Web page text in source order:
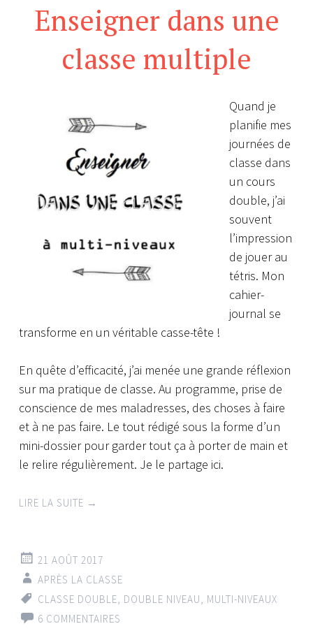
Enseigner dans une
classe multiple
Quand je
planifie mes
journées de
classe dans
un cours
double, j’ai
souvent
l’impression
de jouer au
tétris. Mon
cahier-
journal se
transforme en un véritable casse-tête !
En quête d’efficacité, j’ai menée une grande réflexion
sur ma pratique de classe. Au programme, prise de
conscience de mes maladresses, des choses à faire
et à ne pas faire. Le tout rédigé sous la forme d’un
mini-dossier pour garder tout ça à porter de main et
le relire régulièrement. Je le partage ici.
LIRE LA SUITE →
21 AOÛT 2017
APRÈS LA CLASSE
CLASSE DOUBLE DOUBLE NIVEAU
MULTI-NIVEAUX
6 COMMENTAIRES